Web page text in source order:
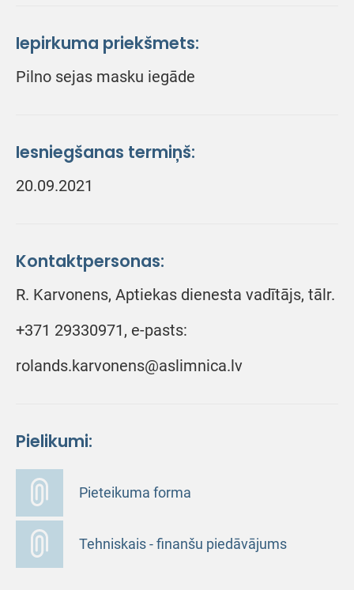
Iepirkuma priekšmets:
Pilno sejas masku iegāde
Iesniegšanas termiņš:
20.09.2021
Kontaktpersonas:
R. Karvonens, Aptiekas dienesta vadītājs, tālr.
+371 29330971, e-pasts:
rolands.karvonens@aslimnica.lv
Pielikumi:
Pieteikuma forma
Tehniskais - finanšu piedāvājums